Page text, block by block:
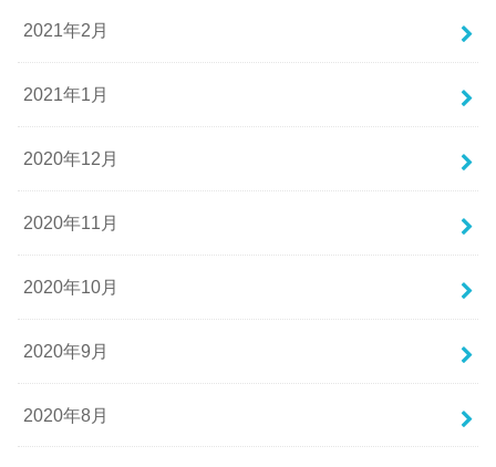
2021年2月
2021年1月
2020年12月
2020年11月
2020年10月
2020年9月
2020年8月